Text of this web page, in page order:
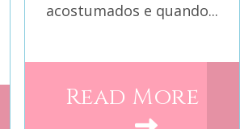
acostumados e quando...
Read More